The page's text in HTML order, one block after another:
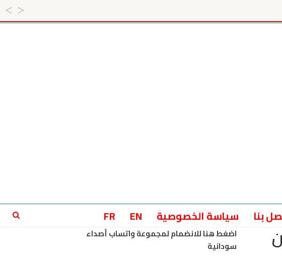
بنا سياسة الخصوصية EN
FR
اضغط هنا للانضمام لمجموعة واتساب أصداء
سودانية